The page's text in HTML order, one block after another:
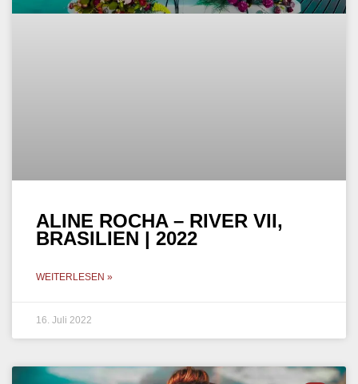
ALINE ROCHA – RIVER VII,
BRASILIEN | 2022
WEITERLESEN »
16. Juli 2022